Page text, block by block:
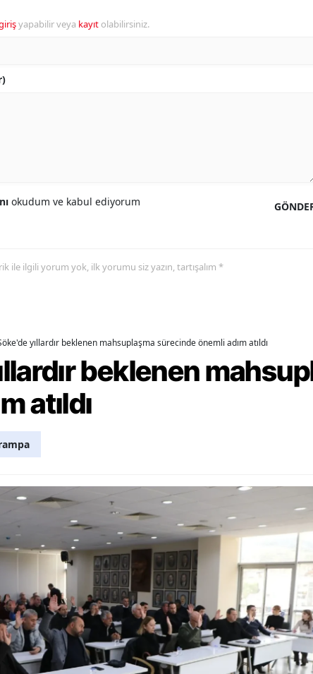
Kırklareli
Manisa
Nevşehir
Niğde
Ordu
Samsun
Sinop
Sivas
Tekirdağ
Tokat
Trabzon
yapabilir veya kayıt olabilirsiniz.
okudum ve kabul ediyorum
ile ilgili yorum yok, ilk yorumu siz yazın, tartışalım *
yıllardır beklenen mahsuplaşma sürecinde önemli adım atıldı
beklenen
atıldı